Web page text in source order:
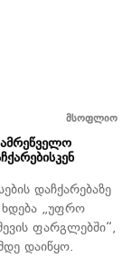
მსოფლიო
დაჩქარებაზე
ხდება „უფრო
ფარგლებში“,
დაიწყო.